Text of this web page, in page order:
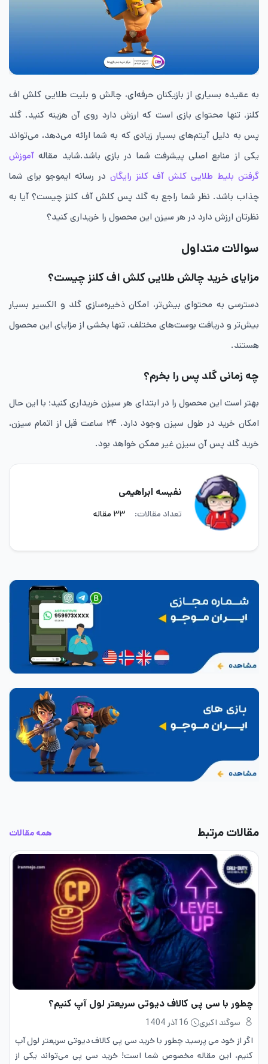
به عقیده بسیاری از بازیکنان حرفه‌ای، چالش و بلیت طلایی کلش اف
کلنز، تنها محتوای بازی است که ارزش دارد روی آن هزینه کنید. گلد
پس به دلیل آیتم‌های بسیار زیادی که به شما ارائه می‌دهد، می‌تواند
یکی از منابع اصلی پیشرفت شما در بازی باشد.شاید مقاله آموزش
گرفتن بلیط طلایی کلش آف کلنز رایگان در رسانه ایموجو برای شما
چذاب باشد. نظر شما راجع به گلد پس کلش آف کلنز چیست؟ آیا به
نظرتان ارزش دارد در هر سیزن این محصول را خریداری کنید؟
سوالات متداول
مزایای خرید چالش طلایی کلش اف کلنز چیست؟
دسترسی به محتوای بیش‌تر، امکان ذخیره‌سازی گلد و الکسیر بسیار
بیش‌تر و دریافت بوست‌های مختلف، تنها بخشی از مزایای این محصول
هستند.
چه زمانی گلد پس را بخرم؟
بهتر است این محصول را در ابتدای هر سیزن خریداری کنید؛ با این حال
امکان خرید در طول سیزن وجود دارد. ۲۴ ساعت قبل از اتمام سیزن،
خرید گلد پس آن سیزن غیر ممکن خواهد بود.
نفیسه ابراهیمی
تعداد مقالات: ۳۳ مقاله
مقالات مرتبط همه مقالات
چطور با سی پی کالاف دیوتی سریعتر لول آپ کنیم؟
سوگند اکبری
16 آذر 1404
اگر از خود می پرسید چطور با خرید سی پی کالاف دیوتی سریعتر لول آپ
کنیم، این مقاله مخصوص شما است! خرید سی پی می‌تواند یکی از